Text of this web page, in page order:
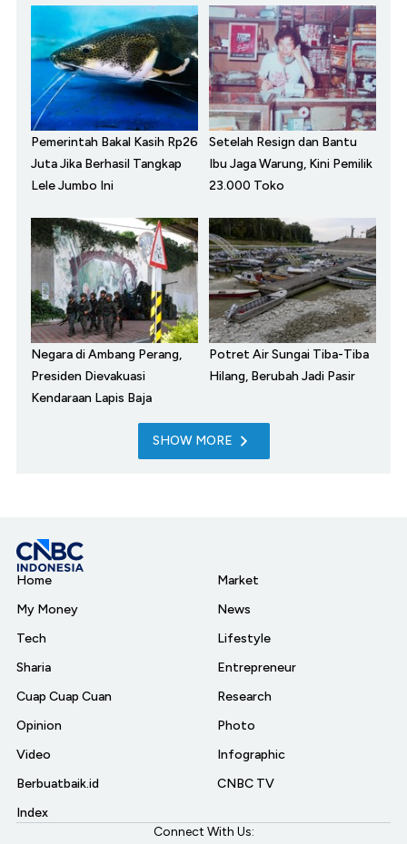
Pemerintah Bakal Kasih Rp26
Juta Jika Berhasil Tangkap
Lele Jumbo Ini
Setelah Resign dan Bantu
Ibu Jaga Warung, Kini Pemilik
23.000 Toko
Negara di Ambang Perang,
Presiden Dievakuasi
Kendaraan Lapis Baja
Potret Air Sungai Tiba-Tiba
Hilang, Berubah Jadi Pasir
SHOW MORE
Home
My Money
Tech
Sharia
Cuap Cuap Cuan
Opinion
Video
Berbuatbaik.id
Index
Market
News
Lifestyle
Entrepreneur
Research
Photo
Infographic
CNBC TV
Connect With Us: